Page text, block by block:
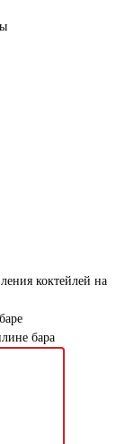
коктейлей на
бара